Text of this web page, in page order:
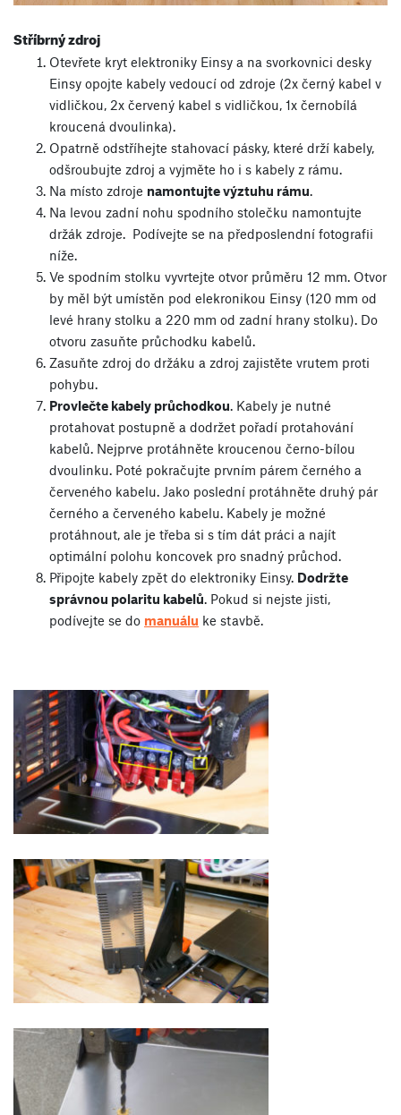
Stříbrný zdroj
Otevřete kryt elektroniky Einsy a na svorkovnici desky
Einsy opojte kabely vedoucí od zdroje (2x černý kabel v
vidličkou, 2x červený kabel s vidličkou, 1x černobílá
kroucená dvoulinka).
Opatrně odstříhejte stahovací pásky, které drží kabely,
odšroubujte zdroj a vyjměte ho i s kabely z rámu.
Na místo zdroje namontujte výztuhu rámu.
Na levou zadní nohu spodního stolečku namontujte
držák zdroje. Podívejte se na předposlendní fotografii
níže.
Ve spodním stolku vyvrtejte otvor průměru 12 mm. Otvor
by měl být umístěn pod elekronikou Einsy (120 mm od
levé hrany stolku a 220 mm od zadní hrany stolku). Do
otvoru zasuňte průchodku kabelů.
Zasuňte zdroj do držáku a zdroj zajistěte vrutem proti
pohybu.
Provlečte kabely průchodkou. Kabely je nutné
protahovat postupně a dodržet pořadí protahování
kabelů. Nejprve protáhněte kroucenou černo-bílou
dvoulinku. Poté pokračujte prvním párem černého a
červeného kabelu. Jako poslední protáhněte druhý pár
černého a červeného kabelu. Kabely je možné
protáhnout, ale je třeba si s tím dát práci a najít
optimální polohu koncovek pro snadný průchod.
Připojte kabely zpět do elektroniky Einsy. Dodržte
správnou polaritu kabelů. Pokud si nejste jisti,
podívejte se do manuálu ke stavbě.